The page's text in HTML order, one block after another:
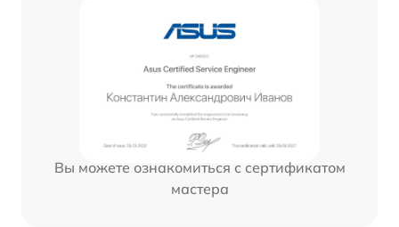
Вы можете ознакомиться с сертификатом
мастера